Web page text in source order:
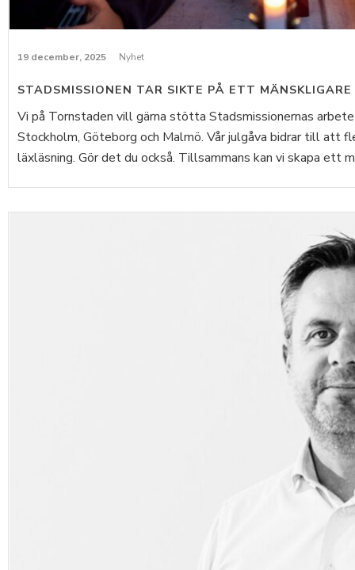
19 december, 2025 Nyhet
STADSMISSIONEN TAR SIKTE PÅ ETT
Vi på Tornstaden vill gärna stötta Stadsmissionernas
Stockholm, Göteborg och Malmö. Vår julgåva bidrar till att
läxläsning. Gör det du också. Tillsammans kan vi skapa ett